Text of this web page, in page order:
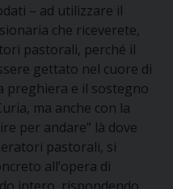
– ad utilizzare il
che riceverete,
pastorali, perché il
gettato nel cuore di
preghiera e il sostegno
ma anche con la
per andare” là dove
pastorali, si
all’opera di